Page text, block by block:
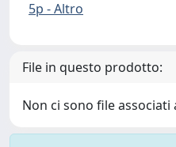
5p - Altro
File in questo prodotto:
Non ci sono file